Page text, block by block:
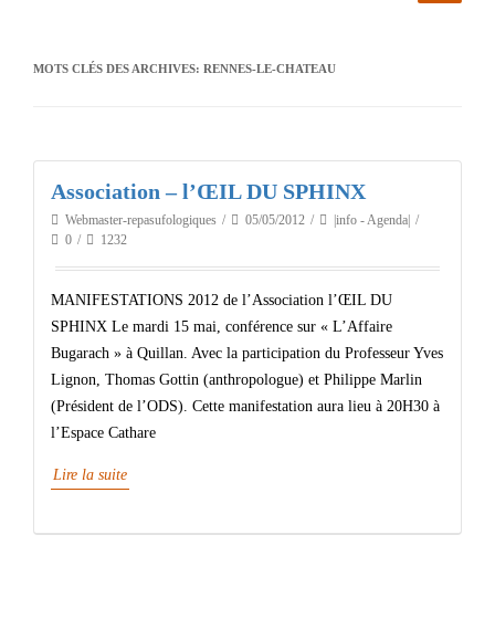
MOTS CLÉS DES ARCHIVES: RENNES-LE-CHATEAU
Association – l’ŒIL DU SPHINX
Webmaster-repasufologiques 05/05/2012
|info - Agenda|
0
1232
MANIFESTATIONS 2012 de l’Association l’ŒIL DU
SPHINX Le mardi 15 mai, conférence sur « L’Affaire
Bugarach » à Quillan. Avec la participation du Professeur Yves
Lignon, Thomas Gottin (anthropologue) et Philippe Marlin
(Président de l’ODS). Cette manifestation aura lieu à 20H30 à
l’Espace Cathare
Lire la suite